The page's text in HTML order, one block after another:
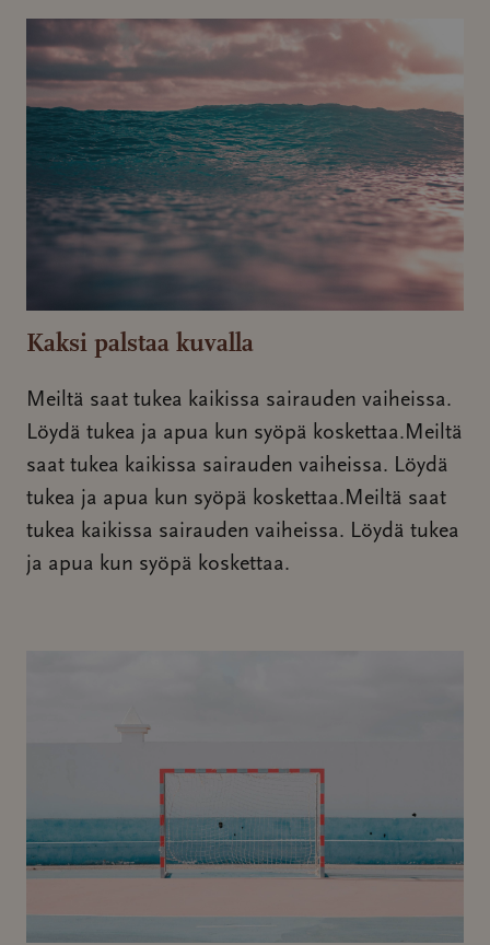
Kaksi palstaa kuvalla
Meiltä saat tukea kaikissa sairauden vaiheissa.
Löydä tukea ja apua kun syöpä koskettaa.Meiltä
saat tukea kaikissa sairauden vaiheissa. Löydä
tukea ja apua kun syöpä koskettaa.Meiltä saat
tukea kaikissa sairauden vaiheissa. Löydä tukea
ja apua kun syöpä koskettaa.